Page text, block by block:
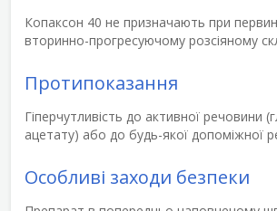
Копаксон 40 не призначають при
вторинно-прогресуючому розсіяному
Протипоказання
Гіперчутливість до активної речовини
ацетату) або до будь-якої допоміжної
Особливі заходи безпеки